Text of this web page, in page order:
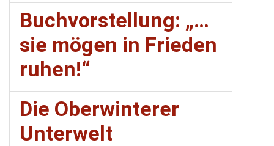
Buchvorstellung: „…
sie mögen in Frieden
ruhen!“
Die Oberwinterer
Unterwelt